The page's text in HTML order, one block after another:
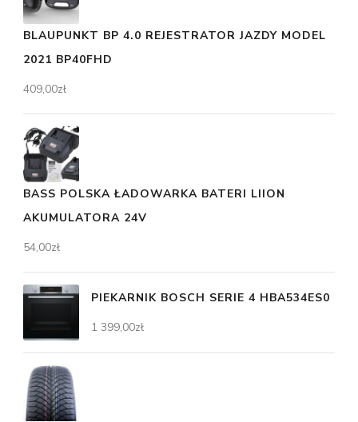
BLAUPUNKT BP 4.0 REJESTRATOR JAZDY MODEL
2021 BP40FHD
409,00zł
BASS POLSKA ŁADOWARKA BATERI LIION
AKUMULATORA 24V
54,00zł
PIEKARNIK BOSCH SERIE 4 HBA534ES0
1 399,00zł